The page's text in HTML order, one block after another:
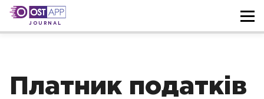
JOURNAL
Платник податків